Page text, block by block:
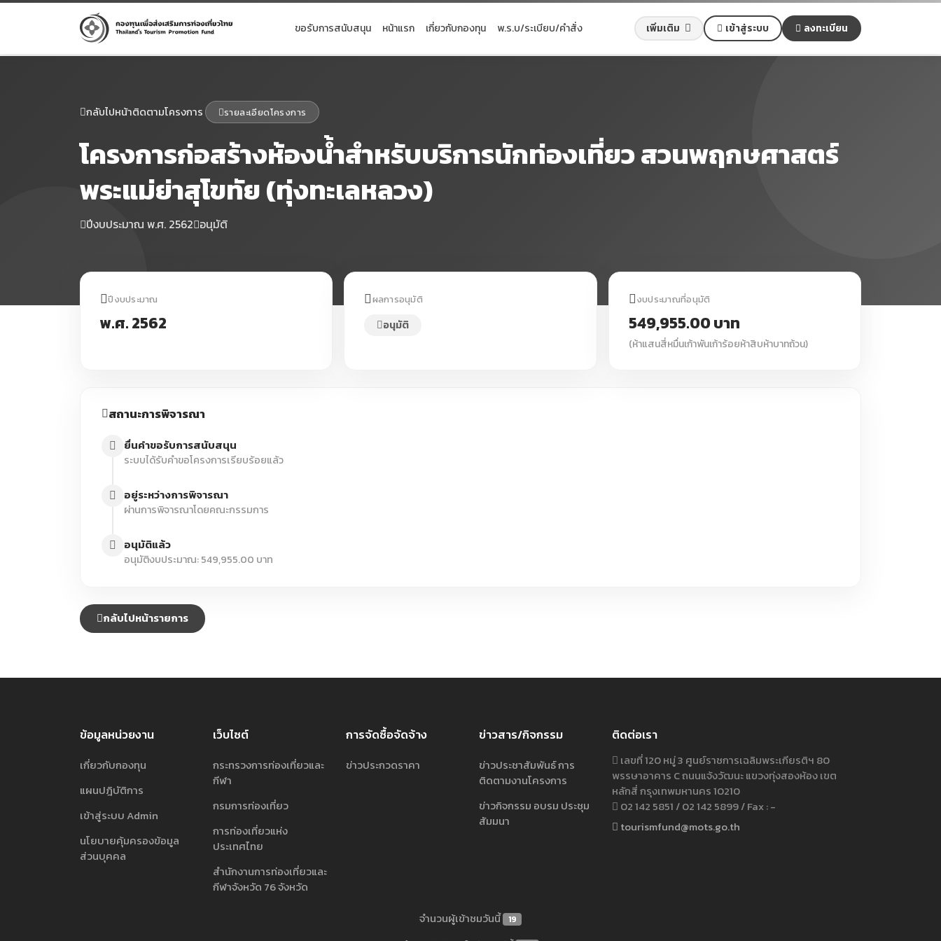
ขอรับการสนับสนุน หน้าแรก เกี่ยวกับกองทุน พ.ร.บ/ระเบียบ/คำสั่ง เพิ่มเติม เข้าสู่ระบบ ลงทะเบียน
กลับไปหน้าติดตามโครงการ รายละเอียดโครงการ
โครงการก่อสร้างห้องน้ำสำหรับบริการนักท่องเที่ยว สวนพฤกษศาสตร์
พระแม่ย่าสุโขทัย (ทุ่งทะเลหลวง)
ปีงบประมาณ พ.ศ. 2562 อนุมัติ
ปีงบประมาณ
พ.ศ. 2562
ผลการอนุมัติ
อนุมัติ
งบประมาณที่อนุมัติ
549,955.00 บาท
(ห้าแสนสี่หมื่นเก้าพันเก้าร้อยห้าสิบห้าบาทถ้วน)
สถานะการพิจารณา
ยื่นคำขอรับการสนับสนุน
ระบบได้รับคำขอโครงการเรียบร้อยแล้ว
อยู่ระหว่างการพิจารณา
ผ่านการพิจารณาโดยคณะกรรมการ
อนุมัติแล้ว
อนุมัติงบประมาณ: 549,955.00 บาท
กลับไปหน้ารายการ
ข้อมูลหน่วยงาน
เกี่ยวกับกองทุน
แผนปฎิบัติการ
เข้าสู่ระบบ Admin
นโยบายคุ้มครองข้อมูล
ส่วนบุคคล
เว็บไซต์
กระทรวงการท่องเที่ยวและ
กีฬา
กรมการท่องเที่ยว
การท่องเที่ยวแห่ง
ประเทศไทย
สำนักงานการท่องเที่ยวและ
กีฬาจังหวัด 76 จังหวัด
การจัดซื้อจัดจ้าง
ข่าวประกวดราคา
ข่าวสาร/กิจกรรม
ข่าวประชาสัมพันธ์ การ
ติดตามงานโครงการ
ข่าวกิจกรรม อบรม ประชุม
สัมมนา
ติดต่อเรา
เลขที่ 120 หมู่ 3 ศูนย์ราชการเฉลิมพระเกียรติฯ 80
พรรษาอาคาร C ถนนแจ้งวัฒนะ แขวงทุ่งสองห้อง เขต
หลักสี่ กรุงเทพมหานคร 10210
02 142 5851 / 02 142 5899 / Fax : -
tourismfund@mots.go.th
จำนวนผู้เข้าชมวันนี้ 19